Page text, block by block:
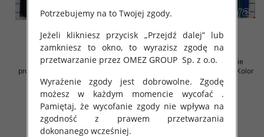
Sukienki damskie (Włoskie
produkt) Roz Standard, Mix Kolor
Paczka 5 szt
78.00 zł
szczegóły
Sukienki damskie (Włoskie
produkt) Roz Standard, Mix Kolor
Paczka 5 szt
78.00 zł
szczegóły
Potrzebujemy na to Twojej zgody.
Jeżeli klikniesz przycisk „Przejdź dalej” lub
zamkniesz to okno, to wyrazisz zgodę na
przetwarzanie przez OMEZ GROUP Sp. z o.o.
Wyrażenie zgody jest dobrowolne. Zgodę
możesz w każdym momencie wycofać .
Pamiętaj, że wycofanie zgody nie wpływa na
zgodność z prawem przetwarzania
dokonanego wcześniej.